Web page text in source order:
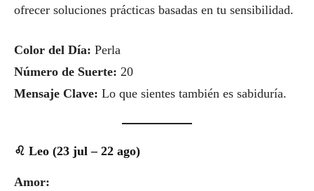
ofrecer soluciones prácticas basadas en tu sensibilidad.
Color del Día: Perla
Número de Suerte: 20
Mensaje Clave: Lo que sientes también es sabiduría.
♌ Leo (23 jul – 22 ago)
Amor: